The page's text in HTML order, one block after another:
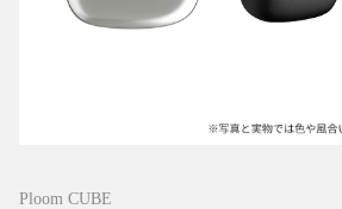
Ploom CUBE